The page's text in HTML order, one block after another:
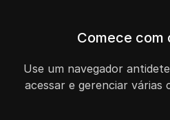
Comece com
Use um navegador
acessar e gerenciar várias